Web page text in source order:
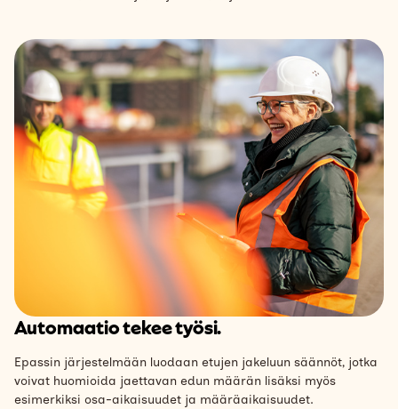
Automaatio tekee työsi.
Epassin järjestelmään luodaan etujen jakeluun säännöt, jotka
voivat huomioida jaettavan edun määrän lisäksi myös
esimerkiksi osa-aikaisuudet ja määräaikaisuudet.